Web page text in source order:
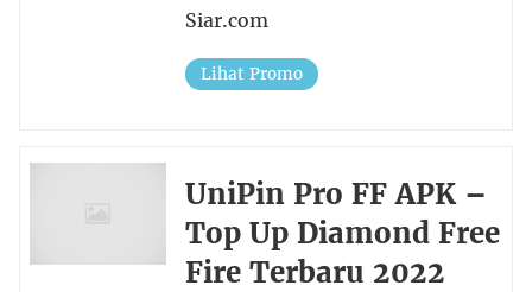
Siar.com
Lihat Promo
UniPin Pro FF APK –
Top Up Diamond Free
Fire Terbaru 2022